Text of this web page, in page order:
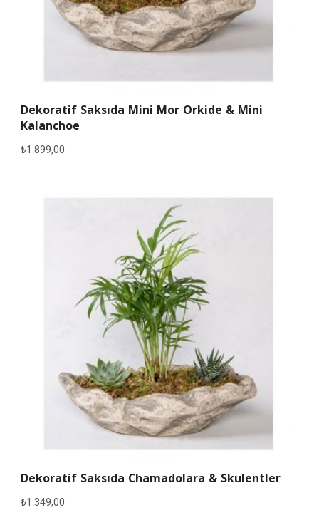
Dekoratif Saksıda Mini Mor Orkide & Mini
Kalanchoe
₺1.899,00
Dekoratif Saksıda Chamadolara & Skulentler
₺1.349,00